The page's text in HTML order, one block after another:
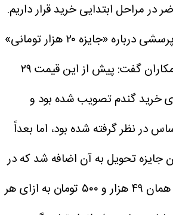
مراحل ابتدایی خرید قرار داریم.
هاشمی در پاسخ به پرسشی درباره «جایزه ۲۰ هزار تومانی»
مطرح‌شده برای گندمکاران گفت: پیش از این قیمت ۲۹
برای خرید گندم تصویب شده بود و
در نظر گرفته شده بود، اما بعداً
جایزه تحویل به آن اضافه شد که در
مجموع قیمت نهایی همان ۴۹ هزار و ۵۰۰ تومان به ازای هر